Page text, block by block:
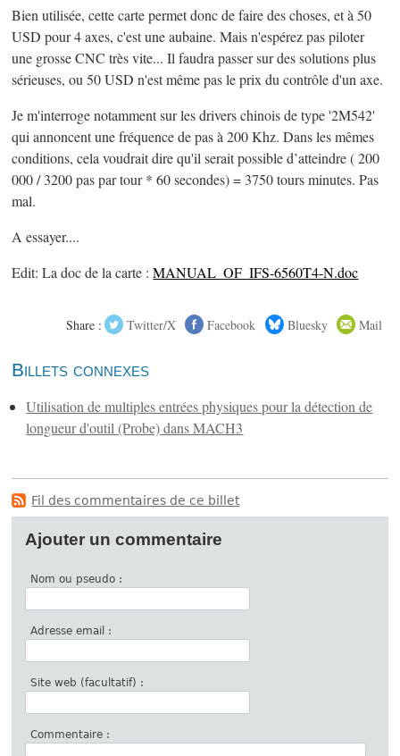
Bien utilisée, cette carte permet donc de faire des choses, et à 50
USD pour 4 axes, c'est une aubaine. Mais n'espérez pas piloter
une grosse CNC très vite... Il faudra passer sur des solutions plus
sérieuses, ou 50 USD n'est même pas le prix du contrôle d'un axe.
Je m'interroge notamment sur les drivers chinois de type '2M542'
qui annoncent une fréquence de pas à 200 Khz. Dans les mêmes
conditions, cela voudrait dire qu'il serait possible d’atteindre ( 200
000 / 3200 pas par tour * 60 secondes) = 3750 tours minutes. Pas
mal.
A essayer....
Edit: La doc de la carte :MANUAL_OF_IFS-6560T4-N.doc
Share : Twitter/X Facebook Bluesky Mail
Billets connexes
Utilisation de multiples entrées physiques pour la détection de
longueur d'outil (Probe) dans MACH3
Fil des commentaires de ce billet
Ajouter un commentaire
Nom ou pseudo :
Adresse email :
Site web (facultatif) :
Commentaire :